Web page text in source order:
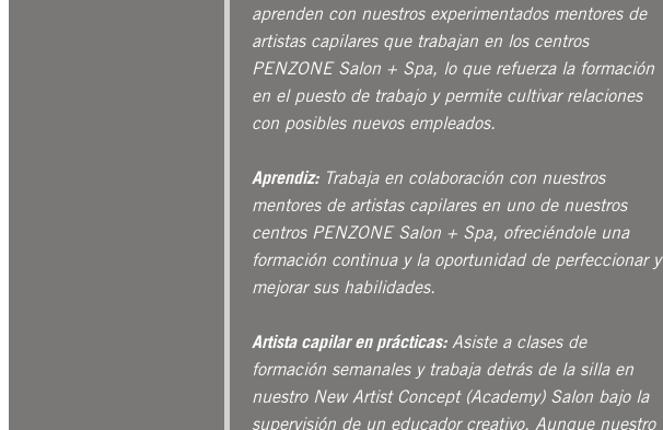
aprenden con nuestros experimentados mentores de
artistas capilares que trabajan en los centros
PENZONE Salon + Spa, lo que refuerza la formación
en el puesto de trabajo y permite cultivar relaciones
con posibles nuevos empleados.
Aprendiz:Trabaja en colaboración con nuestros
mentores de artistas capilares en uno de nuestros
centros PENZONE Salon + Spa, ofreciéndole una
formación continua y la oportunidad de perfeccionar y
mejorar sus habilidades.
Artista capilar en prácticas:Asiste a clases de
formación semanales y trabaja detrás de la silla en
nuestro New Artist Concept (Academy) Salon bajo la
supervisión de un educador creativo. Aunque nuestro